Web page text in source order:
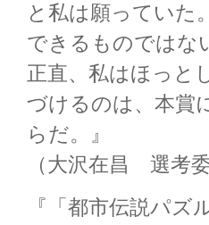
と私は願っていた
できるものではな
正直、私はほっと
づけるのは、本賞
らだ。』
（大沢在昌 選考
『「都市伝説パ